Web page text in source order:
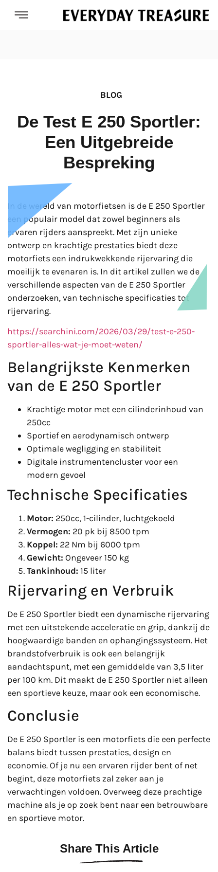
BLOG
De Test E 250 Sportler:
Een Uitgebreide
Bespreking
In de wereld van motorfietsen is de E 250 Sportler
een populair model dat zowel beginners als
ervaren rijders aanspreekt. Met zijn unieke
ontwerp en krachtige prestaties biedt deze
motorfiets een indrukwekkende rijervaring die
moeilijk te evenaren is. In dit artikel zullen we de
verschillende aspecten van de E 250 Sportler
onderzoeken, van technische specificaties tot
rijervaring.
https://searchini.com/2026/03/29/test-e-250-
sportler-alles-wat-je-moet-weten/
Belangrijkste Kenmerken
van de E 250 Sportler
Krachtige motor met een cilinderinhoud van
250cc
Sportief en aerodynamisch ontwerp
Optimale wegligging en stabiliteit
Digitale instrumentencluster voor een
modern gevoel
Technische Specificaties
Motor: 250cc, 1-cilinder, luchtgekoeld
Vermogen: 20 pk bij 8500 tpm
Koppel: 22 Nm bij 6000 tpm
Gewicht: Ongeveer 150 kg
Tankinhoud: 15 liter
Rijervaring en Verbruik
De E 250 Sportler biedt een dynamische rijervaring
met een uitstekende acceleratie en grip, dankzij de
hoogwaardige banden en ophangingssysteem. Het
brandstofverbruik is ook een belangrijk
aandachtspunt, met een gemiddelde van 3,5 liter
per 100 km. Dit maakt de E 250 Sportler niet alleen
een sportieve keuze, maar ook een economische.
Conclusie
De E 250 Sportler is een motorfiets die een perfecte
balans biedt tussen prestaties, design en
economie. Of je nu een ervaren rijder bent of net
begint, deze motorfiets zal zeker aan je
verwachtingen voldoen. Overweeg deze prachtige
machine als je op zoek bent naar een betrouwbare
en sportieve motor.
Share This Article